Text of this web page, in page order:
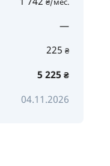
—
225 ₴
5 225 ₴
04.11.2026